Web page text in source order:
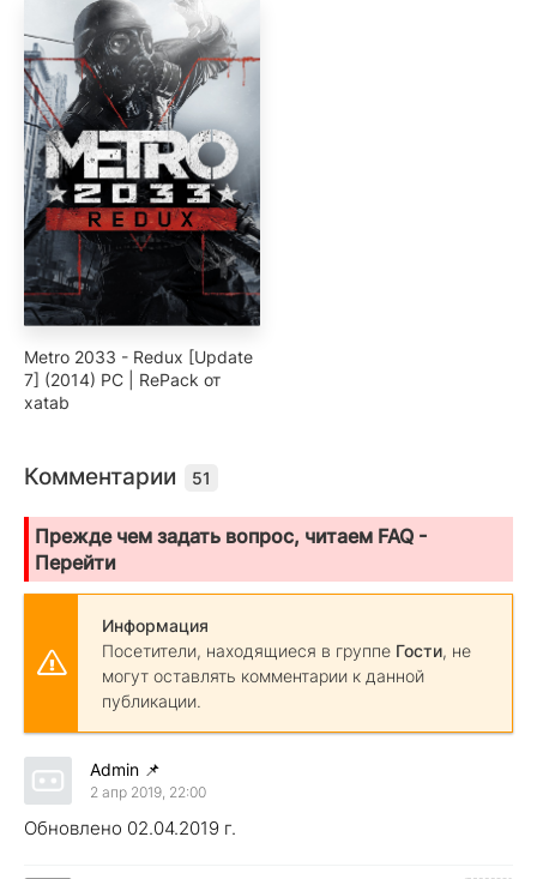
Metro 2033 - Redux [Update
7] (2014) PC | RePack от
xatab
Комментарии 51
Прежде чем задать вопрос, читаем FAQ -
Перейти
Информация
Посетители, находящиеся в группе Гости, не
могут оставлять комментарии к данной
публикации.
Admin 📌
2 апр 2019, 22:00
Обновлено 02.04.2019 г.